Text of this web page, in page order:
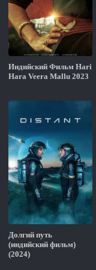
Индийский Фильм Hari
Hara Veera Mallu 2023
Долгий путь
(индийский фильм)
(2024)